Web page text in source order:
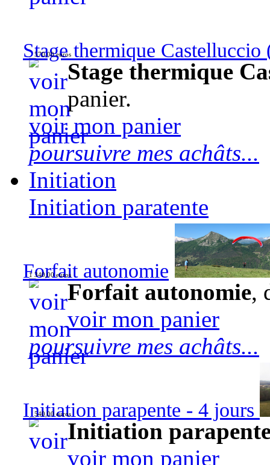
Stage thermique Castelluccio
570,00 euros
Stage thermique
panier.
voir mon panier
poursuivre mes achâts...
Initiation
Initiation paratente
Forfait autonomie
1 340,00 euros
Forfait autonomie,
voir mon panier
poursuivre mes achâts...
Initiation parapente - 4 jours
540,00 euros
Initiation
voir mon panier